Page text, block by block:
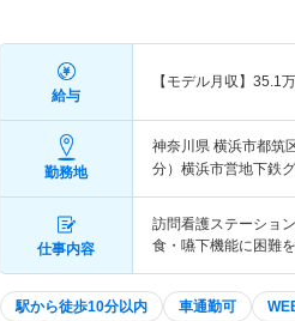
給与
【モデル月収】 35.1
勤務地
神奈川県 横浜市都筑
分）横浜市営地下鉄
仕事内容
訪問看護ステーショ
食・嚥下機能に困難
駅から徒歩10分以内 車通勤可